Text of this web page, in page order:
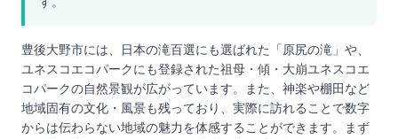
豊後大野市には、日本の滝百選にも選ばれた「原尻の滝」や、
ユネスコエコパークにも登録された祖母・傾・大崩ユネスコエ
コパークの自然景観が広がっています。また、神楽や棚田など
地域固有の文化・風景も残っており、実際に訪れることで数字
からは伝わらない地域の魅力を体感することができます。まず